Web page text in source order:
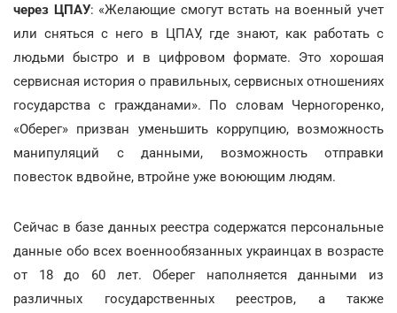
через ЦПАУ: «Желающие смогут встать на военный учет
или сняться с него в ЦПАУ, где знают, как работать с
людьми быстро и в цифровом формате. Это хорошая
сервисная история о правильных, сервисных отношениях
государства с гражданами». По словам Черногоренко,
«Оберег» призван уменьшить коррупцию, возможность
манипуляций с данными, возможность отправки
повесток вдвойне, втройне уже воюющим людям.
Сейчас в базе данных реестра содержатся персональные
данные обо всех военнообязанных украинцах в возрасте
от 18 до 60 лет. Оберег наполняется данными из
различных государственных реестров, а также